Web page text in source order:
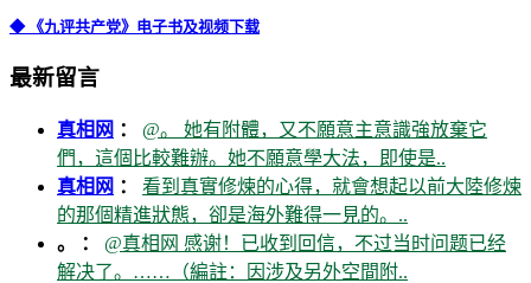
◆ 《九评共产党》电子书及视频下载
最新留言
真相网 ： @。 她有附體，又不願意主意識強放棄它
們，這個比較難辦。她不願意學大法，即使是..
真相网 ： 看到真實修煉的心得，就會想起以前大陸修煉
的那個精進狀態，卻是海外難得一見的。..
。 ： @真相网 感谢！已收到回信，不过当时问题已经
解决了。……（編註：因涉及另外空間附..